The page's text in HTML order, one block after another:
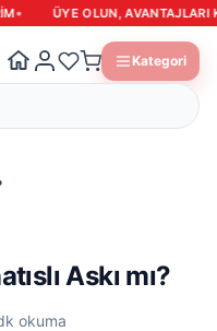
ÜYE OLUN, AVANTAJLARI
Kategori
Askı mı?
okuma